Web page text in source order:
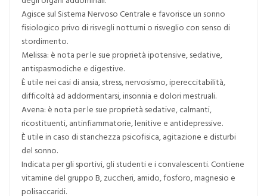
Agisce sul Sistema Nervoso Centrale e favorisce un sonno
fisiologico privo di risvegli notturni o risveglio con senso di
stordimento.
Melissa: è nota per le sue proprietà ipotensive, sedative,
antispasmodiche e digestive.
È utile nei casi di ansia, stress, nervosismo, ipereccitabilità,
difficoltà ad addormentarsi, insonnia e dolori mestruali.
Avena: è nota per le sue proprietà sedative, calmanti,
ricostituenti, antinfiammatorie, lenitive e antidepressive.
È utile in caso di stanchezza psicofisica, agitazione e disturbi
del sonno.
Indicata per gli sportivi, gli studenti e i convalescenti. Contiene
vitamine del gruppo B, zuccheri, amido, fosforo, magnesio e
polisaccaridi.